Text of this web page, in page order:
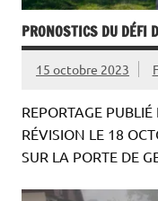
PRONOSTICS DU DÉFI
15 octobre 2023
REPORTAGE
RÉVISION LE 18
SUR LA PORTE DE